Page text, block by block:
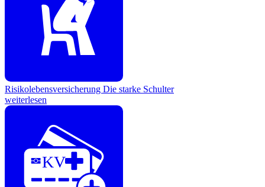
Risikolebensversicherung Die starke Schulter
weiterlesen
KV